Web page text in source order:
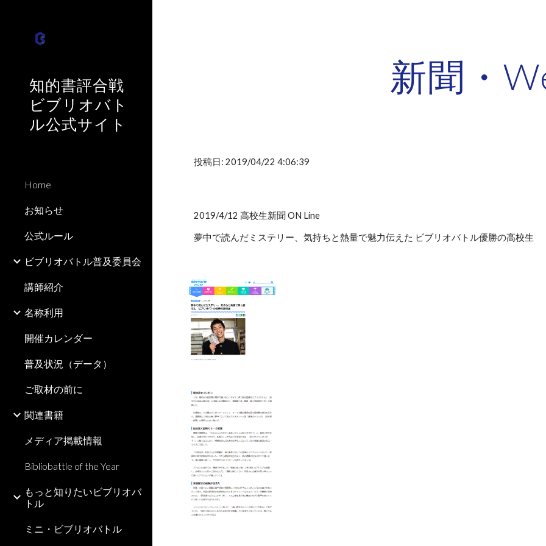
知的書評合戦
ビブリオバト
ル公式サイト
Home
お知らせ
公式ルール
ビブリオバトル普及委員会
講師紹介
名称利用
開催カレンダー
普及状況（データ）
ご取材の前に
関連書籍
メディア掲載情報
Bibliobattle of the Year
もっと知りたいビブリオバ
トル
ミニ・ビブリオバトル
新聞・
投稿日: 2019/04/22 4:06:39
2019/4/12 高校生新聞 ON Line
夢中で読んだミステリー、気持ちと熱量で魅力伝えた ビブリオバトル優勝の高校生